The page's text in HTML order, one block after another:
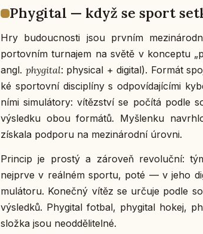
Phy­gi­tal — když se sport
Hry bu­douc­nos­ti jsou prvním
por­tov­ním tur­na­jem na světě v kon­cep­tu
angl. phy­gi­tal: phy­s­i­cal + di­gi­tal). Formát
ké spor­tov­ní dis­ci­plí­ny s od­po­ví­da­jí­cí­mi
ní­mi si­mu­lá­to­ry: ví­těz­ství se počítá podle
vý­sled­ku obou for­má­tů. Myš­len­ku
zís­ka­la pod­po­ru na me­zi­ná­rod­ní úrovni.
Prin­cip je prostý a zá­ro­veň re­vo­luč­ní:
nej­pr­ve v re­ál­ném sportu, poté — v jeho
mu­lá­to­ru. Ko­neč­ný vítěz se určuje podle
vý­sled­ků. Phy­gi­tal fotbal, phy­gi­tal hokej,
složka jsou ne­od­dě­li­tel­né.